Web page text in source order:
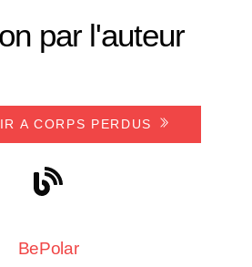
par l'auteur
A CORPS PERDUS
BePolar